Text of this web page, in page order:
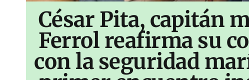
César Pita, capitán
Ferrol reafirma su
con la seguridad